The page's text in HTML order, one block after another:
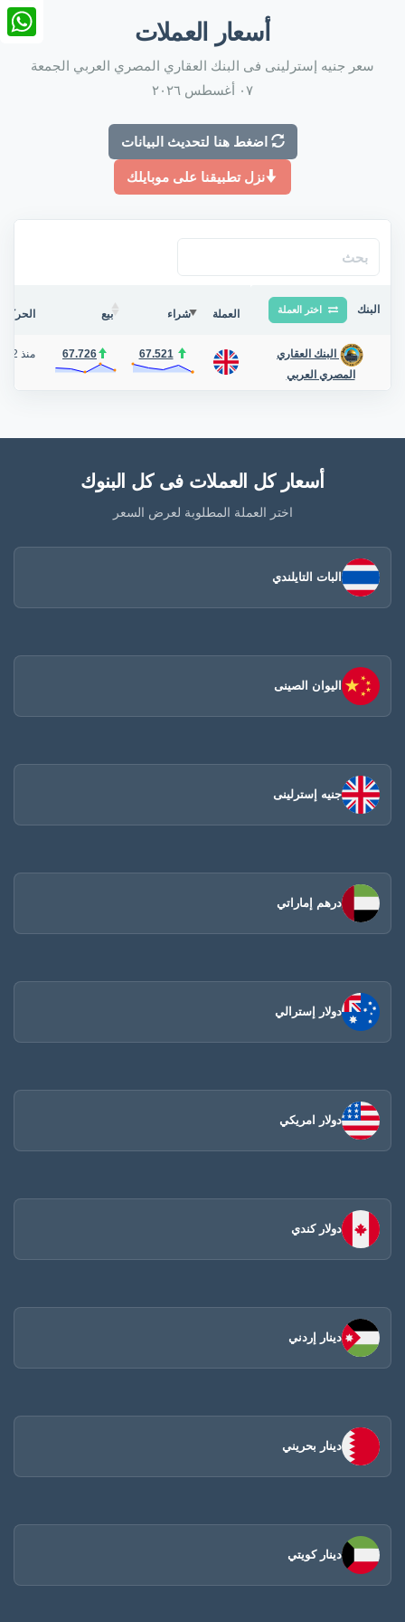
أسعار العملات
سعر جنيه إسترلينى فى البنك العقاري المصري العربي الجمعة
٠٧ أغسطس ٢٠٢٦
اضغط هنا لتحديث البيانات
نزل تطبيقنا على موبايلك
البنك اختر العملة العملة شراء بيع الحركة
البنك العقاري
المصري العربي
67.521
67.726 منذ 2 أيام
أسعار كل العملات فى كل البنوك
اختر العملة المطلوبة لعرض السعر
البات التايلندي
اليوان الصينى​
جنيه إسترلينى
درهم إماراتي
دولار إسترالي
دولار امريكي
دولار كندي
دينار إردني
دينار بحريني
دينار كويتي